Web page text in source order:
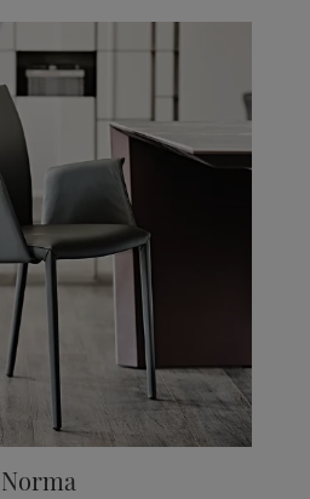
Norma